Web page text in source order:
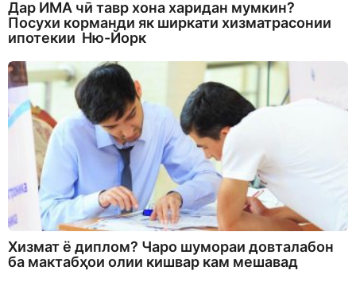
Дар ИМА чӣ тавр хона харидан мумкин?
Посухи корманди як ширкати хизматрасонии
ипотекии Ню-Йорк
Хизмат ё диплом? Чаро шумораи довталабон
ба мактабҳои олии кишвар кам мешавад